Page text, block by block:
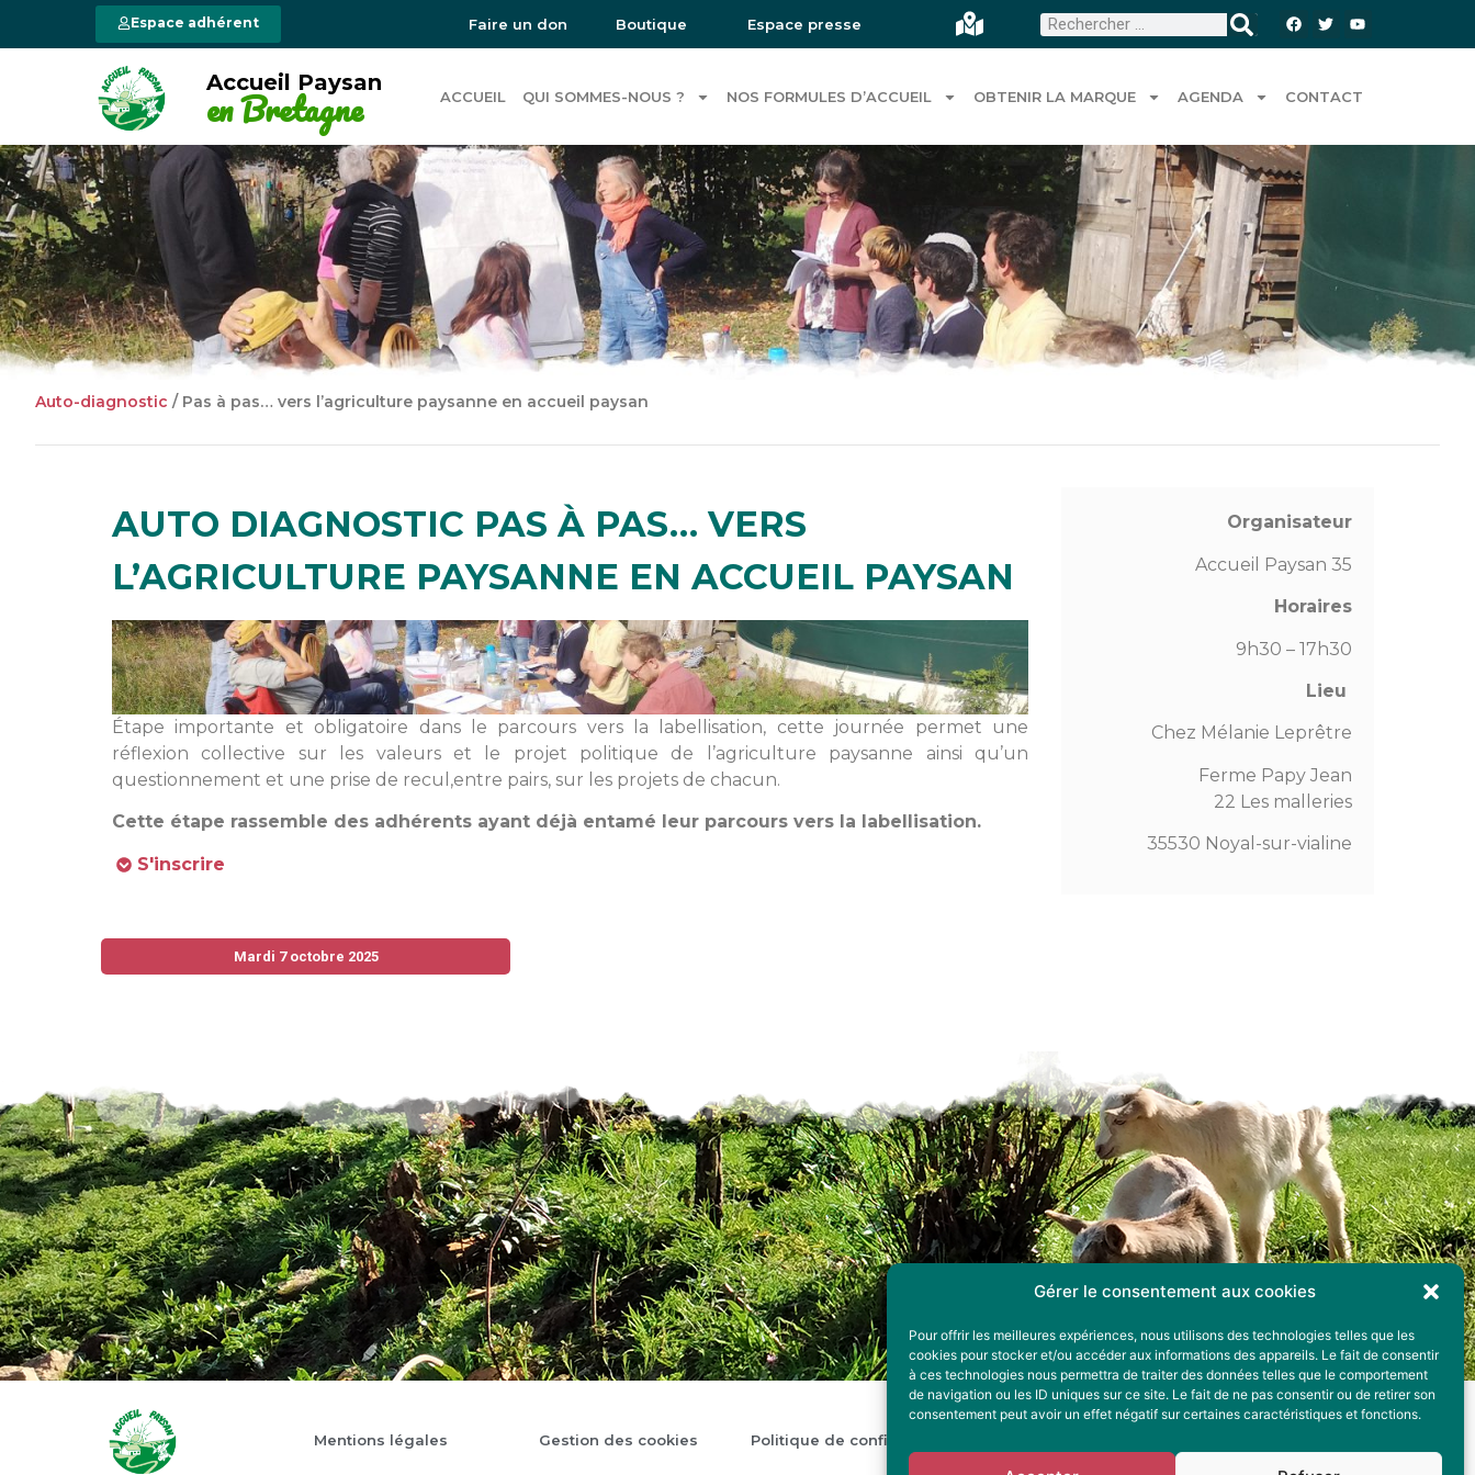
Gérer le consentement aux cookies
Pour offrir les meilleures expériences, nous utilisons des technologies telles que les
cookies pour stocker et/ou accéder aux informations des appareils. Le fait de consentir
à ces technologies nous permettra de traiter des données telles que le comportement
de navigation ou les ID uniques sur ce site. Le fait de ne pas consentir ou de retirer son
consentement peut avoir un effet négatif sur certaines caractéristiques et fonctions.
Espace adhérent Faire un don Boutique Espace presse
Accueil Paysan
en Bretagne ACCUEIL QUI SOMMES-NOUS ? NOS FORMULES D’ACCUEIL OBTENIR LA MARQUE AGENDA CONTACT
Auto-diagnostic / Pas à pas… vers l’agriculture paysanne en accueil paysan
AUTO DIAGNOSTIC PAS À PAS… VERS
L’AGRICULTURE PAYSANNE EN ACCUEIL PAYSAN
Étape importante et obligatoire dans le parcours vers la labellisation, cette journée permet une
réflexion collective sur les valeurs et le projet politique de l’agriculture paysanne ainsi qu’un
questionnement et une prise de recul,entre pairs, sur les projets de chacun.
Cette étape rassemble des adhérents ayant déjà entamé leur parcours vers la labellisation.
S'inscrire
Organisateur
Accueil Paysan 35
Horaires
9h30 – 17h30
Lieu
Chez Mélanie Leprêtre
Ferme Papy Jean
22 Les malleries
35530 Noyal-sur-vialine
Mardi 7 octobre 2025
Mentions légales Gestion des cookies Politique de confidentialité